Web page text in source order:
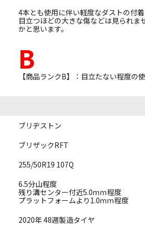
4本とも使用に伴い軽度なダストの付着
目立つほどの大きな傷などは見られ
かと思います。
B
【商品ランクB】：目立たない程度の
ブリヂストン
ブリザックRFT
255/50R19 107Q
6.5分山程度
残り溝センター付近5.0ｍｍ程度
プラットフォームより1.0ｍｍ程度
2020年 48週製造タイヤ